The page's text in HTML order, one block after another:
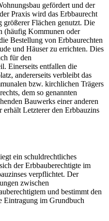
gefördert und der
Praxis wird das Erbbaurecht
größerer Flächen genutzt. Die
(häufig Kommunen oder
Bestellung von Erbbaurechten
und Häuser zu errichten. Dies
für den
Einerseits entfallen die
andererseits verbleibt das
bzw. kirchlichen Trägers
dem so genannten
Bauwerks einer anderen
Letzterer den Erbbauzins
ein schuldrechtliches
der Erbbauberechtigte im
verpflichtet. Der
zwischen
und bestimmt den
Eintragung im Grundbuch